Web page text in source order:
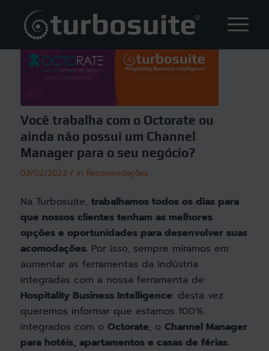
Você trabalha com o Octorate ou
ainda não possui um Channel
Manager para o seu negócio?
03/02/2023 / in Recomendações
Na Turbosuite, trabalhamos todos os dias para
que nossos clientes tenham as melhores
opções e oportunidades para desenvolver suas
acomodações. Por isso, sempre miramos em
aumentar as ferramentas da indústria
integradas com a nossa ferramenta de
Hospitality Business Intelligence: desta vez
queremos informar que estamos 100%
integrados com o Octorate, o Channel Manager
para hotéis, apartamentos e casas de férias.